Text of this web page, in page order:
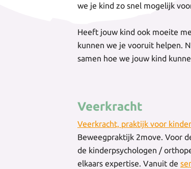
we je kind zo snel mogelijk
Heeft jouw kind ook moeite
kunnen we je vooruit helpen.
samen hoe we jouw kind
Veerkracht
Veerkracht, praktijk voor
Beweegpraktijk 2move. Voor
de kinderpsychologen /
elkaars expertise. Vanuit de